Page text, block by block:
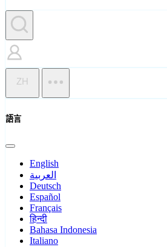
ZH
語言
English
العربية
Deutsch
Español
Français
हिन्दी
Bahasa Indonesia
Italiano